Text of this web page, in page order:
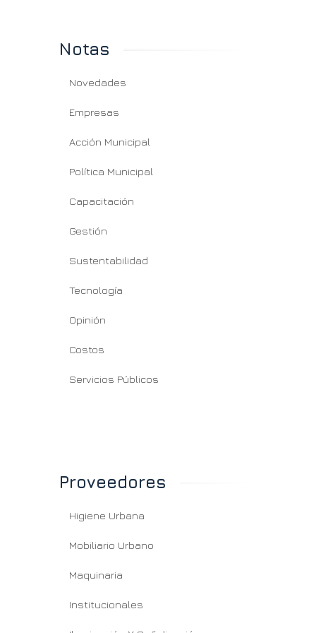
Notas
Novedades
Empresas
Acción Municipal
Política Municipal
Capacitación
Gestión
Sustentabilidad
Tecnología
Opinión
Costos
Servicios Públicos
Proveedores
Higiene Urbana
Mobiliario Urbano
Maquinaria
Institucionales